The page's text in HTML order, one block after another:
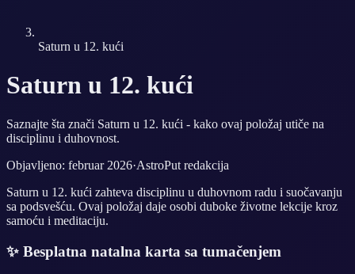
Saturn u 12. kući
Saturn u 12. kući
Saznajte šta znači Saturn u 12. kući - kako ovaj položaj utiče na
disciplinu i duhovnost.
Objavljeno: februar 2026·AstroPut redakcija
Saturn u 12. kući zahteva disciplinu u duhovnom radu i suočavanju
sa podsvešću. Ovaj položaj daje osobi duboke životne lekcije kroz
samoću i meditaciju.
✨ Besplatna natalna karta sa tumačenjem